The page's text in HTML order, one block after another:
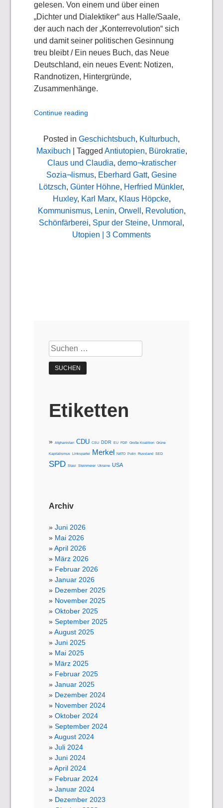
gelesen. Von einem und über einen
„Dichter und Dialektiker“ aus Halle/Saale,
der auch nach der „Konterrevolution“ sich
und damit seiner politischen Gesinnung
treu bleibt / Ein neues Buch, das Neue
Deutschland, ein neues Event: Notizen,
Randnotizen, Hintergründe,
Zusammenhänge.
Continue reading
Posted in Geschichtsbuch, Kulturbuch,
Maxibuch | Tagged Antiutopien, Bürokratie,
Claus und Claudia, demo¬kratischer
Sozia¬lismus, Eberhard Gatt, Gesine
Lötzsch, Günter Höhne, Herfried Münkler,
Huxley, Karl Marx, Klaus Höpcke,
Kommunismus, Lenin, Orwell , Revolution,
Schönfärberei, Spur der Steine, Unmoral ,
Utopien | 3 Comments
Suchen
nach:
Etiketten
Afghanistan CDU CSU DDR EU FDP Große Koalition Grüne
Kapitalismus Linkspartei Merkel NATO Putin Russland SED
SPD Stasi Steinmeier Ukraine USA
Archiv
Juni 2026
Mai 2026
April 2026
März 2026
Februar 2026
Januar 2026
Dezember 2025
November 2025
Oktober 2025
September 2025
August 2025
Juni 2025
Mai 2025
März 2025
Februar 2025
Januar 2025
Dezember 2024
November 2024
Oktober 2024
September 2024
August 2024
Juli 2024
Juni 2024
April 2024
Februar 2024
Januar 2024
Dezember 2023